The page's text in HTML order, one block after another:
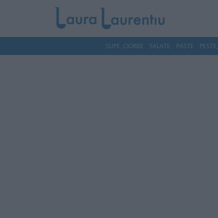
SUPE, CIORBE SALATE PASTE